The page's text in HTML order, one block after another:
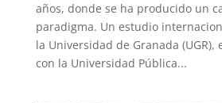
años, donde se ha producido un
paradigma. Un estudio
la Universidad de Granada (UGR),
con la Universidad Pública...